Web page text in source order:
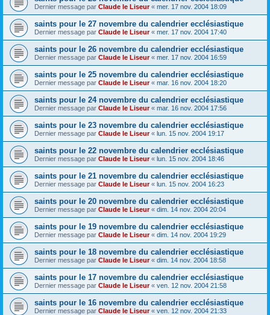
Dernier message par Claude le Liseur« mer. 17 nov. 2004 18:09
saints pour le 27 novembre du calendrier ecclésiastique
Dernier message par Claude le Liseur« mer. 17 nov. 2004 17:40
saints pour le 26 novembre du calendrier ecclésiastique
Dernier message par Claude le Liseur« mer. 17 nov. 2004 16:59
saints pour le 25 novembre du calendrier ecclésiastique
Dernier message par Claude le Liseur« mar. 16 nov. 2004 18:20
saints pour le 24 novembre du calendrier ecclésiastique
Dernier message par Claude le Liseur« mar. 16 nov. 2004 17:56
saints pour le 23 novembre du calendrier ecclésiastique
Dernier message par Claude le Liseur« lun. 15 nov. 2004 19:17
saints pour le 22 novembre du calendrier ecclésiastique
Dernier message par Claude le Liseur« lun. 15 nov. 2004 18:46
saints pour le 21 novembre du calendrier ecclésiastique
Dernier message par Claude le Liseur« lun. 15 nov. 2004 16:23
saints pour le 20 novembre du calendrier ecclésiastique
Dernier message par Claude le Liseur« dim. 14 nov. 2004 20:04
saints pour le 19 novembre du calendrier ecclésiastique
Dernier message par Claude le Liseur« dim. 14 nov. 2004 19:29
saints pour le 18 novembre du calendrier ecclésiastique
Dernier message par Claude le Liseur« dim. 14 nov. 2004 18:58
saints pour le 17 novembre du calendrier ecclésiastique
Dernier message par Claude le Liseur« ven. 12 nov. 2004 21:58
saints pour le 16 novembre du calendrier ecclésiastique
Dernier message par Claude le Liseur« ven. 12 nov. 2004 21:33